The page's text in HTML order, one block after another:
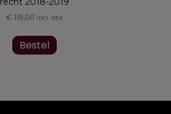
€ 115,00 incl. btw
Bestel product
heeft
optie